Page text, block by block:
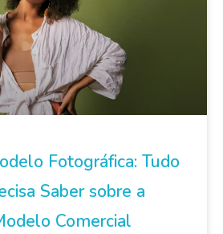
Fotográfica: Tudo
Saber sobre a
Comercial